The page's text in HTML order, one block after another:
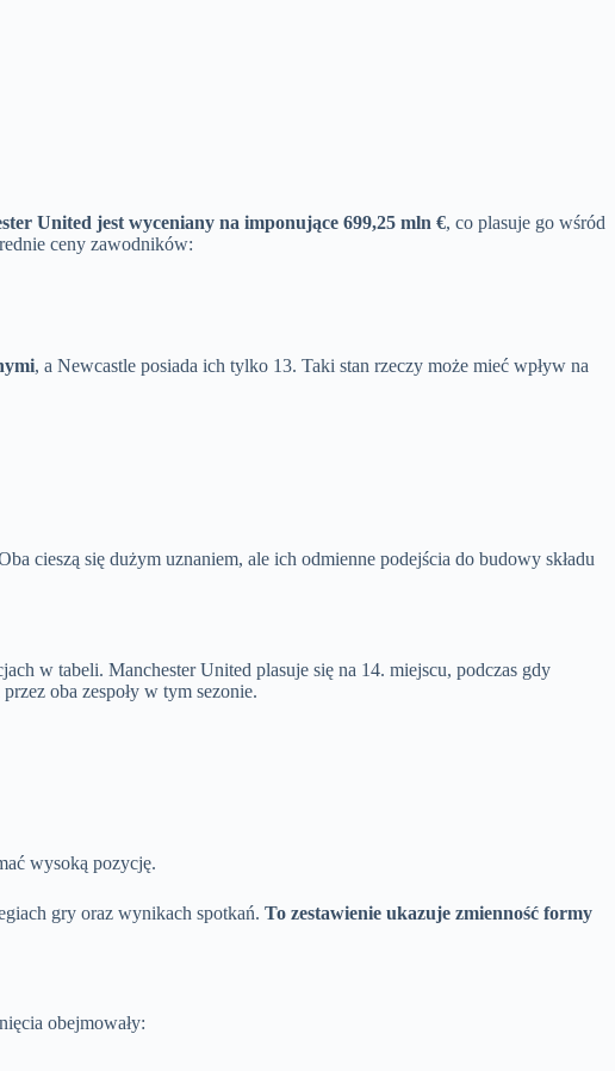
United jest wyceniany na imponujące 699,25 mln €, co plasuje go wśród
ceny zawodników:
, a Newcastle posiada ich tylko 13. Taki stan rzeczy może mieć wpływ na
cieszą się dużym uznaniem, ale ich odmienne podejścia do budowy składu
w tabeli. Manchester United plasuje się na 14. miejscu, podczas gdy
oba zespoły w tym sezonie.
wysoką pozycję.
gry oraz wynikach spotkań. To zestawienie ukazuje zmienność formy
obejmowały: